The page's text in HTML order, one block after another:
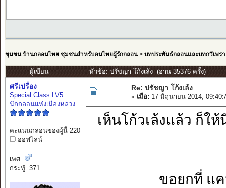
ชุมชน บ้านกลอนไทย ชุมชนสำหรับคนไทยผู้รักกลอน> บทประพันธ์กลอนและบทกวีเพรา
ผู้เขียน หัวข้อ: ปรัชญา โก้งเล้ง (อ่าน 35376 ครั้ง)
ศรีเปรื่อง
Special Class LV5
นักกลอนแห่งเมืองหลวง
คะแนนกลอนของผู้นี้ 220
ออฟไลน์
เพศ:
กระทู้: 371
Re: ปรัชญา โก้งเล้ง
« เมื่อ: 17 มิถุนายน 2014,
เห็นโก้วเล้งแล้ว ก็ใ
ขอยกที่ แ